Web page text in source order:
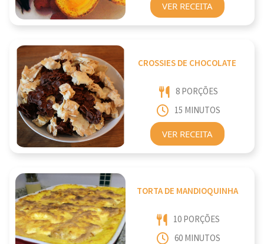
VER RECEITA
CROSSIES DE CHOCOLATE
8 PORÇÕES
15 MINUTOS
VER RECEITA
TORTA DE MANDIOQUINHA
10 PORÇÕES
60 MINUTOS